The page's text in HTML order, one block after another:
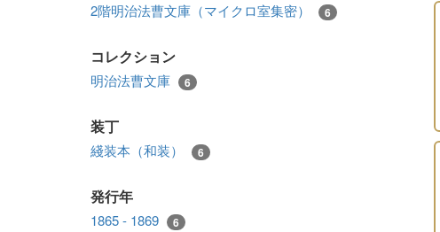
2階明治法曹文庫（マイクロ室集密） 6
コレクション
明治法曹文庫 6
装丁
綫装本（和装） 6
発行年
1865 - 1869 6